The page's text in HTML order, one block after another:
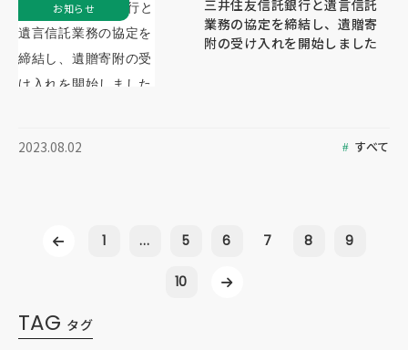
三井住友信託銀行と遺言信託
業務の協定を締結し、遺贈寄
附の受け入れを開始しました
2023.08.02 すべて
お知らせ
1 ... 5 6 7 8 9
10
TAG タグ